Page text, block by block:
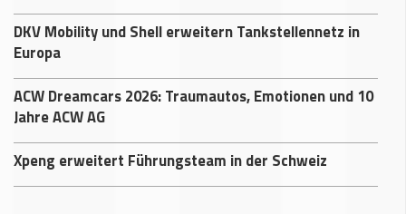
DKV Mobility und Shell erweitern Tankstellennetz in
Europa
ACW Dreamcars 2026: Traumautos, Emotionen und 10
Jahre ACW AG
Xpeng erweitert Führungsteam in der Schweiz